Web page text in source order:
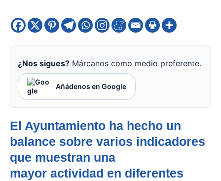
¿Nos sigues? Márcanos como medio preferente.
Añádenos en Google
El Ayuntamiento ha hecho un
balance sobre varios indicadores
que muestran una
mayor actividad en diferentes